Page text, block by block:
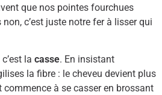
que nos pointes fourchues
c’est juste notre fer à lisser qui
la casse. En insistant
la fibre : le cheveu devient plus
commence à se casser en brossant